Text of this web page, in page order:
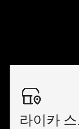
라이카